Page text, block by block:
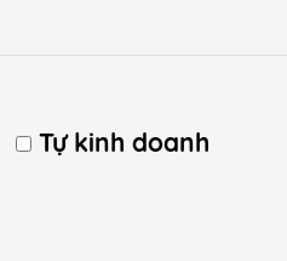
máy. Thiết bị này giúp ghi lại
những tranh cãi pháp lý khi bị
sử dụng trong bất kỳ sản phẩm
Tự kinh doanh